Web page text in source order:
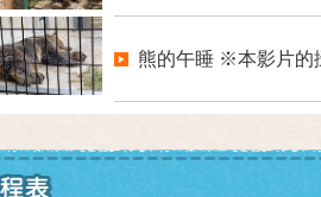
熊的午睡 ※本影片的